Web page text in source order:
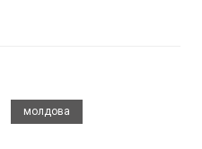
молдова